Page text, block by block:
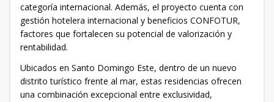
categoría internacional. Además, el proyecto cuenta con
gestión hotelera internacional y beneficios CONFOTUR,
factores que fortalecen su potencial de valorización y
rentabilidad.
Ubicados en Santo Domingo Este, dentro de un nuevo
distrito turístico frente al mar, estas residencias ofrecen
una combinación excepcional entre exclusividad,